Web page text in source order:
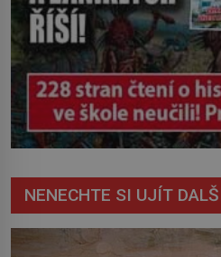
NENECHTE SI UJÍT